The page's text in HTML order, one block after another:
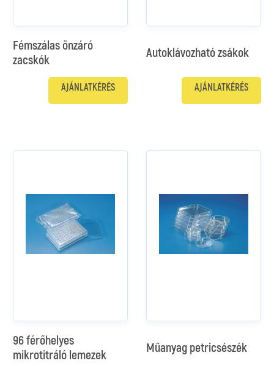
Fémszálas önzáró
zacskók
AJÁNLATKÉRÉS
Autoklávozható zsákok
AJÁNLATKÉRÉS
96 férőhelyes
mikrotitráló lemezek
Műanyag petricsészék